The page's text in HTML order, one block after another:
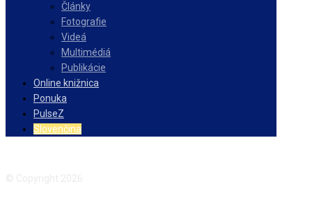
Články
Fotografie
Videá
Multimédiá
Publikácie
Online knižnica
Ponuka
PulseZ
Slovenčina